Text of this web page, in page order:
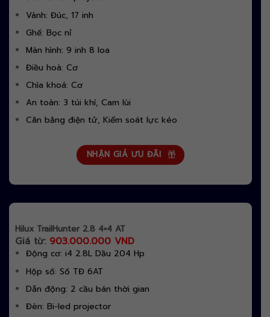
Vành: Đúc, 17 inh
Ghế: Bọc nỉ
Màn hình: 9 inh 8 loa
Điều hoà: Cơ
Chìa khoá: Cơ
An toàn: 3 túi khí, Cam lùi
Cân bằng điện tử, Kiểm soát lực kéo
NHẬN GIÁ ƯU ĐÃI
Hilux TrailHunter 2.8 4×4 AT
Giá từ: 903.000.000 VND
Động cơ: i4 2.8L Dầu 204 Hp
Hộp số: Số TĐ 6AT
Dẫn động: 2 cầu bán thời gian
Đèn: Bi-led projector